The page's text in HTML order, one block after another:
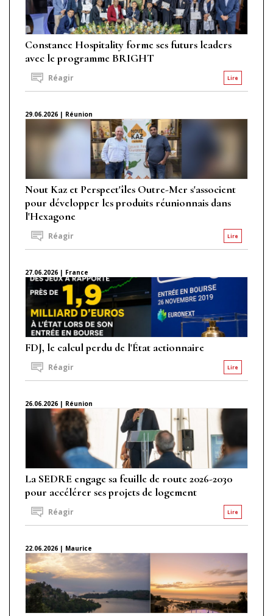
Constance Hospitality forme ses futurs leaders
avec le programme BRIGHT
Lire
Réagir
29.06.2026 | Réunion
Nout Kaz et Perspect'îles Outre-Mer s'associent
pour développer les produits réunionnais dans
l'Hexagone
Lire
Réagir
27.06.2026 | France
FDJ, le calcul perdu de l'État actionnaire
Lire
Réagir
26.06.2026 | Réunion
La SEDRE engage sa feuille de route 2026-2030
pour accélérer ses projets de logement
Lire
Réagir
22.06.2026 | Maurice